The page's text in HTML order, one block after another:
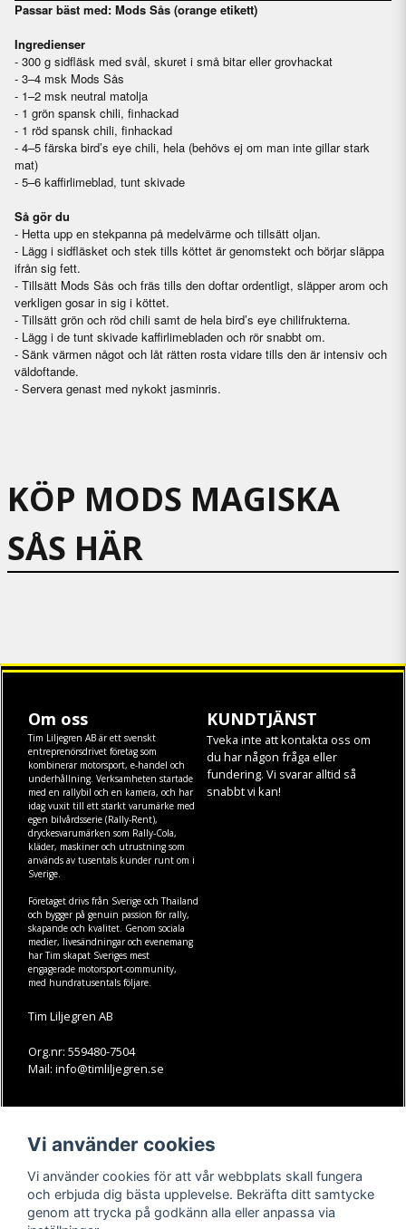
Passar bäst med: Mods Sås (orange etikett)
Ingredienser
- 300 g sidfläsk med svål, skuret i små bitar eller grovhackat
- 3–4 msk Mods Sås
- 1–2 msk neutral matolja
- 1 grön spansk chili, finhackad
- 1 röd spansk chili, finhackad
- 4–5 färska bird’s eye chili, hela (behövs ej om man inte gillar stark
mat)
- 5–6 kaffirlimeblad, tunt skivade
Så gör du
- Hetta upp en stekpanna på medelvärme och tillsätt oljan.
- Lägg i sidfläsket och stek tills köttet är genomstekt och börjar släppa
ifrån sig fett.
- Tillsätt Mods Sås och fräs tills den doftar ordentligt, släpper arom och
verkligen gosar in sig i köttet.
- Tillsätt grön och röd chili samt de hela bird’s eye chilifrukterna.
- Lägg i de tunt skivade kaffirlimebladen och rör snabbt om.
- Sänk värmen något och låt rätten rosta vidare tills den är intensiv och
väldoftande.
- Servera genast med nykokt jasminris.
KÖP MODS MAGISKA
SÅS HÄR
Om oss
Tim Liljegren AB är ett svenskt
entreprenörsdrivet företag som
kombinerar motorsport, e-handel och
underhållning. Verksamheten startade
med en rallybil och en kamera, och har
idag vuxit till ett starkt varumärke med
egen bilvårdsserie (Rally-Rent),
dryckesvarumärken som Rally-Cola,
kläder, maskineroch utrustning som
används av tusentals kunder runt om i
Sverige.
Företaget drivs från Sverige och Thailand
och bygger på genuin passion för rally,
skapande och kvalitet. Genom sociala
medier, livesändningar och evenemang
har Tim skapat Sveriges mest
engagerade motorsport-community,
med hundratusentals följare.
Tim Liljegren AB
Org.nr: 559480-7504
Mail: info@timliljegren.se
KUNDTJÄNST
Tveka inte att kontakta oss om
du har någon fråga eller
fundering. Vi svarar alltid så
snabbt vi kan!
Köpvillkor
Kontakt
Youtube-videos
Instagram
Youtube
TikTok
Vi använder cookies
Vi använder cookies för att vår webbplats skall fungera
och erbjuda dig bästa upplevelse. Bekräfta ditt samtycke
genom att trycka på godkänn alla eller anpassa via